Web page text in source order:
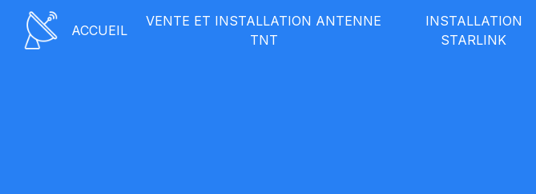
ACCUEIL
VENTE ET INSTALLATION ANTENNE
TNT
INSTALLATION
STARLINK
Panneau de gestion des cookies